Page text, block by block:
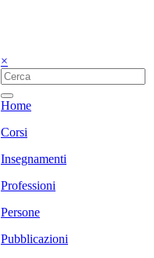
×
Home
Corsi
Insegnamenti
Professioni
Persone
Pubblicazioni